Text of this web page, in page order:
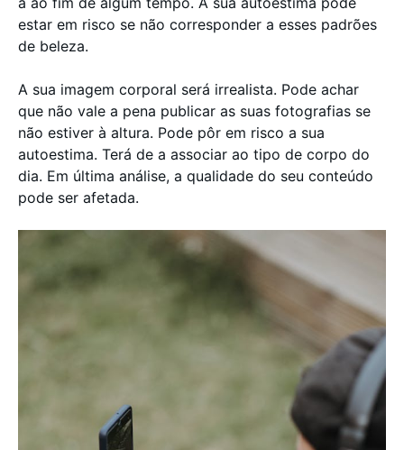
estar em risco se não corresponder a esses padrões
de beleza.
A sua imagem corporal será irrealista. Pode achar
que não vale a pena publicar as suas fotografias se
não estiver à altura. Pode pôr em risco a sua
autoestima. Terá de a associar ao tipo de corpo do
dia. Em última análise, a qualidade do seu conteúdo
pode ser afetada.